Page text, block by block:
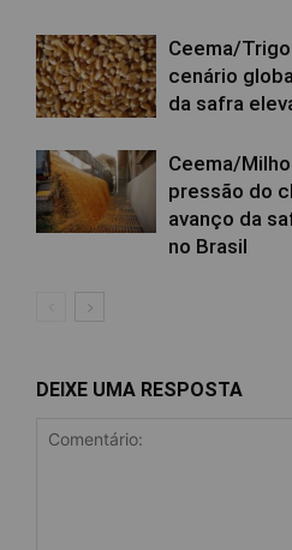
Ceema/
cenário
da safra
Ceema/
pressão do
avanço da
no Brasil
DEIXE UMA RESPOSTA